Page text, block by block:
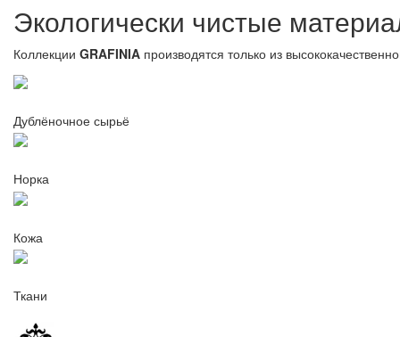
Экологически чистые
Коллекции GRAFINIA производятся только из
Дублёночное сырьё
Норка
Кожа
Ткани